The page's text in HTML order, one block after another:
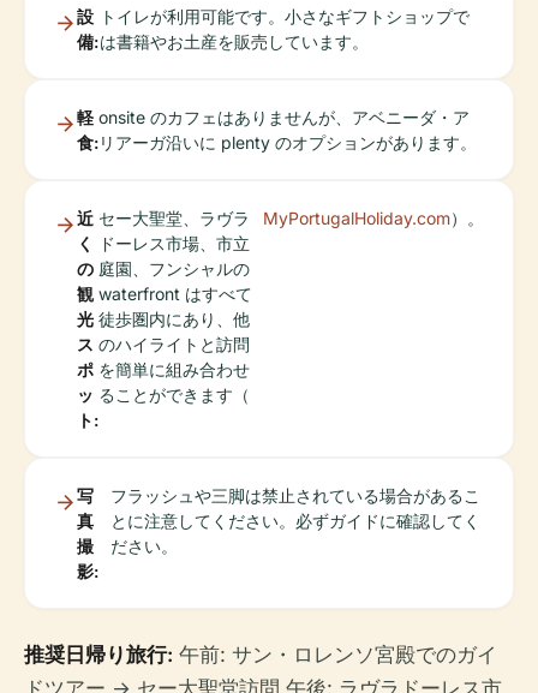
設
備:
トイレが利用可能です。小さなギフトショップで
は書籍やお土産を販売しています。
軽
食:
onsite のカフェはありませんが、アベニーダ・ア
リアーガ沿いに plenty のオプションがあります。
近
く
の
観
光
ス
ポ
ッ
ト:
セー大聖堂、ラヴラ
ドーレス市場、市立
庭園、フンシャルの
waterfront はすべて
徒歩圏内にあり、他
のハイライトと訪問
を簡単に組み合わせ
ることができます（
MyPortugalHoliday.com）。
写
真
撮
影:
フラッシュや三脚は禁止されている場合があるこ
とに注意してください。必ずガイドに確認してく
ださい。
推奨日帰り旅行: 午前: サン・ロレンソ宮殿でのガイ
ドツアー → セー大聖堂訪問 午後: ラヴラドーレス市